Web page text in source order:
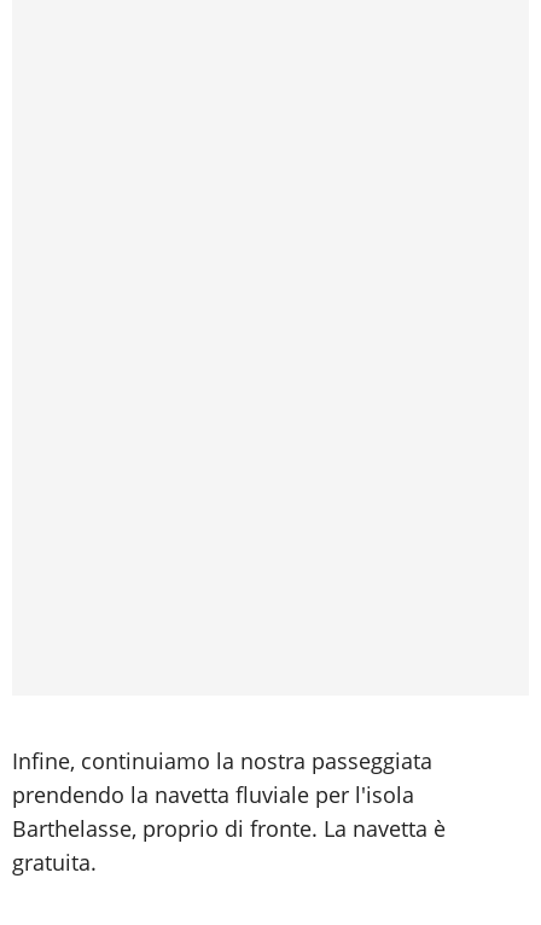
Infine, continuiamo la nostra passeggiata
prendendo la navetta fluviale per l'isola
Barthelasse, proprio di fronte. La navetta è
gratuita.